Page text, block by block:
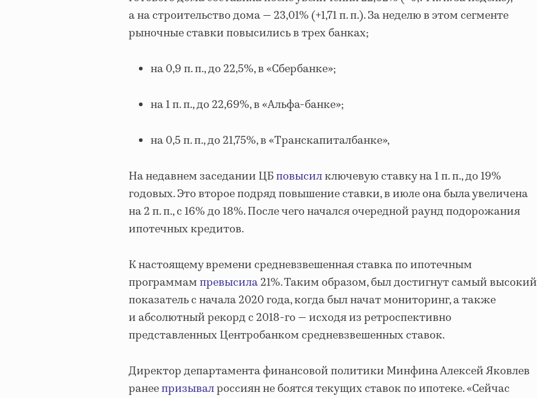
а на строительство дома — 23,01% (+1,71 п. п.). За неделю в этом сегменте
рыночные ставки повысились в трех банках;
на 0,9 п. п., до 22,5%, в «Сбербанке»;
на 1 п. п., до 22,69%, в «Альфа-банке»;
на 0,5 п. п., до 21,75%, в «Транскапиталбанке»,
На недавнем заседании ЦБповысилключевую ставку на 1 п. п., до 19%
годовых. Это второе подряд повышение ставки, в июле она была увеличена
на 2 п. п., с 16% до 18%. После чего начался очередной раунд подорожания
ипотечных кредитов.
К настоящему времени средневзвешенная ставка по ипотечным
программампревысила21%. Таким образом, был достигнут самый высокий
показатель с начала 2020 года, когда был начат мониторинг, а также
и абсолютный рекорд с 2018-го — исходя из ретроспективно
представленных Центробанком средневзвешенных ставок.
Директор департамента финансовой политики Минфина Алексей Яковлев
ранеепризывалроссиян не боятся текущих ставок по ипотеке. «Сейчас